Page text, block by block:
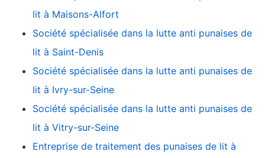
lit à Maisons-Alfort
Société spécialisée dans la lutte anti punaises de
lit à Saint-Denis
Société spécialisée dans la lutte anti punaises de
lit à Ivry-sur-Seine
Société spécialisée dans la lutte anti punaises de
lit à Vitry-sur-Seine
Entreprise de traitement des punaises de lit à